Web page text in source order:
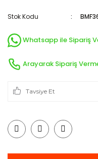
Stok Kodu
Whatsapp ile Sipariş
Arayarak Sipariş
Tavsiye Et